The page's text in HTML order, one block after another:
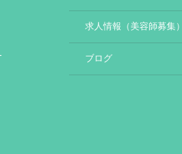
求人情報（美容師募集）
ブログ